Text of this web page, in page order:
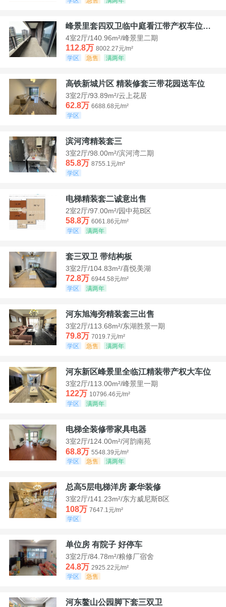
峰景里套四双卫临中庭看江带产权车位诚售
4室2厅/140.96m²/峰景里二期
112.8万 8002.27元/m²
学区
急售 满两年
高铁新城片区 精装修套三带花园送车位
3室2厅/93.89m²/云上花居
62.8万 6688.68元/m²
学区
滨河湾精装套三
3室2厅/98.00m²/滨河湾二期
85.8万 8755.1元/m²
学区
电梯精装套二诚意出售
2室2厅/97.00m²/园中苑B区
58.8万 6061.86元/m²
学区
满两年
套三双卫 带结构板
3室2厅/104.83m²/喜悦美湖
72.8万 6944.58元/m²
学区
满两年
河东旭海旁精装套三出售
3室2厅/113.68m²/东湖胜景一期
79.8万 7019.7元/m²
学区
急售 满两年
河东新区峰景里全临江精装带产权大车位
3室2厅/113.00m²/峰景里一期
122万 10796.46元/m²
学区
满两年
电梯全装修带家具电器
3室2厅/124.00m²/河韵南苑
68.8万 5548.39元/m²
学区
急售 满两年
总高5层电梯洋房 豪华装修
3室2厅/141.23m²/东方威尼斯B区
108万 7647.1元/m²
学区
单位房 有院子 好停车
3室2厅/84.78m²/粮修厂宿舍
24.8万 2925.22元/m²
学区
急售
河东鳌山公园脚下套三双卫